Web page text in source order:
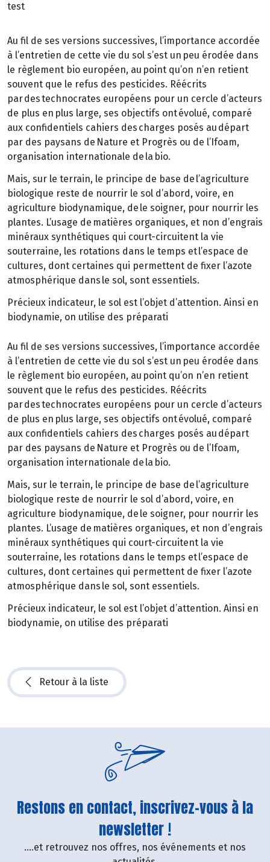
test
Au fil de ses versions successives, l’importance accordée
à l’entretien de cette vie du sol s’est un peu érodée dans
le règlement bio européen, au point qu’on n’en retient
souvent que le refus des pesticides. Réécrits
par des technocrates européens pour un cercle d’acteurs
de plus en plus large, ses objectifs ont évolué, comparé
aux confidentiels cahiers des charges posés au départ
par des paysans de Nature et Progrès ou de l’Ifoam,
organisation internationale de la bio.
Mais, sur le terrain, le principe de base de l’agriculture
biologique reste de nourrir le sol d’abord, voire, en
agriculture biodynamique, de le soigner, pour nourrir les
plantes. L’usage de matières organiques, et non d’engrais
minéraux synthétiques qui court-circuitent la vie
souterraine, les rotations dans le temps et l’espace de
cultures, dont certaines qui permettent de fixer l’azote
atmosphérique dans le sol, sont essentiels.
Précieux indicateur, le sol est l’objet d’attention. Ainsi en
biodynamie, on utilise des préparati
Au fil de ses versions successives, l’importance accordée
à l’entretien de cette vie du sol s’est un peu érodée dans
le règlement bio européen, au point qu’on n’en retient
souvent que le refus des pesticides. Réécrits
par des technocrates européens pour un cercle d’acteurs
de plus en plus large, ses objectifs ont évolué, comparé
aux confidentiels cahiers des charges posés au départ
par des paysans de Nature et Progrès ou de l’Ifoam,
organisation internationale de la bio.
Mais, sur le terrain, le principe de base de l’agriculture
biologique reste de nourrir le sol d’abord, voire, en
agriculture biodynamique, de le soigner, pour nourrir les
plantes. L’usage de matières organiques, et non d’engrais
minéraux synthétiques qui court-circuitent la vie
souterraine, les rotations dans le temps et l’espace de
cultures, dont certaines qui permettent de fixer l’azote
atmosphérique dans le sol, sont essentiels.
Précieux indicateur, le sol est l’objet d’attention. Ainsi en
biodynamie, on utilise des préparati
Retour à la liste
Restons en contact, inscrivez-vous à la
newsletter !
....et retrouvez nos offres, nos événements et nos